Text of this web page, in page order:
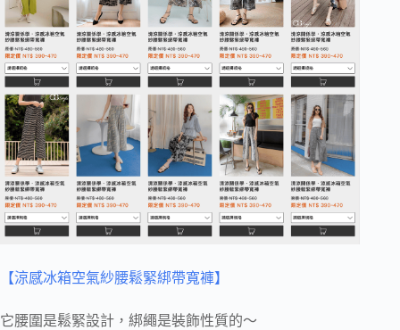
【涼感冰箱空氣紗腰鬆緊綁帶寬褲】
它腰圍是鬆緊設計，綁繩是裝飾性質的～